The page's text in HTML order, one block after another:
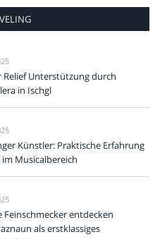
Unterstützung durch
in Ischgl
Künstler: Praktische Erfahrung
Musicalbereich
entdecken
als erstklassiges